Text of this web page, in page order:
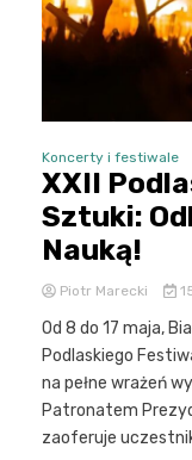
Koncerty i festiwale
XXII
Sztuki:
Nauką!
Piotr Marecki
Od 8 do 17 maja,
Podlaskiego
na pełne wrażeń
Patronatem
zaoferuje